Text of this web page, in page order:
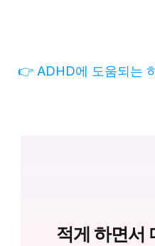
👉 ADHD에 도움되는
적게 하면서